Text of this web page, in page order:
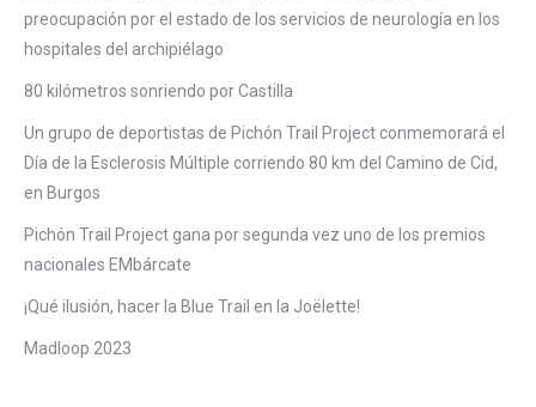
preocupación por el estado de los servicios de neurología en los
hospitales del archipiélago
80 kilómetros sonriendo por Castilla
Un grupo de deportistas de Pichón Trail Project conmemorará el
Día de la Esclerosis Múltiple corriendo 80 km del Camino de Cid,
en Burgos
Pichón Trail Project gana por segunda vez uno de los premios
nacionales EMbárcate
¡Qué ilusión, hacer la Blue Trail en la Joëlette!
Madloop 2023